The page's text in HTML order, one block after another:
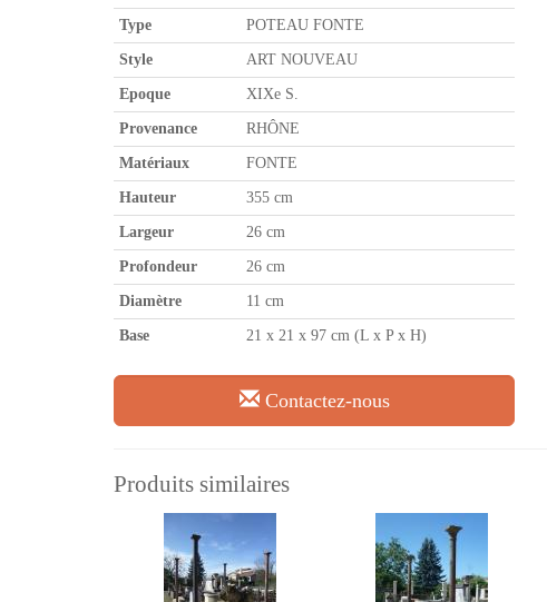
Type POTEAU FONTE
Style ART NOUVEAU
Epoque XIXe S.
Provenance RHÔNE
Matériaux FONTE
Hauteur 355 cm
Largeur 26 cm
Profondeur 26 cm
Diamètre 11 cm
Base 21 x 21 x 97 cm (L x P x H)
Contactez-nous
Produits similaires